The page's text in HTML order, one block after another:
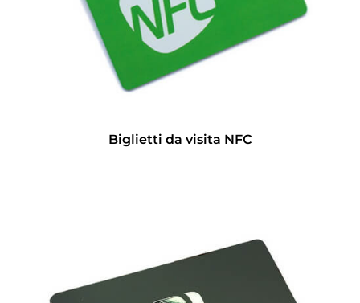
Biglietti da visita NFC